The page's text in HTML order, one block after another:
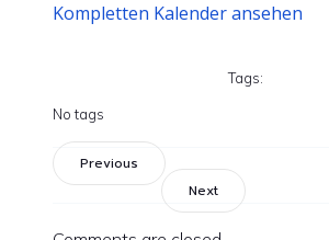
Kompletten Kalender ansehen
Tags:
No tags
Previous
Next